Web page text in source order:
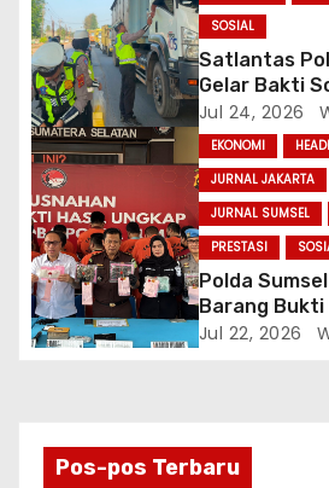
SOSIAL
Satlantas
Gelar Bakti
Kepedulian
Truk
Jul 24, 2026
EKONOMI
JURNAL JAKARTA
JURNAL SUMSEL
PRESTASI
Polda
Barang Bukti
Rp7,9 Miliar,
Jul 22, 2026
Pos-pos Terbaru